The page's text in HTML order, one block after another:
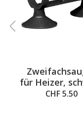
für Heizer,
CHF 5.50